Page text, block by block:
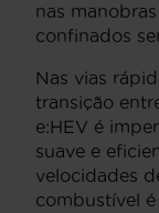
nas
confinados
Nas vias
transição
e:HEV é
suave e
velocidades
combustível